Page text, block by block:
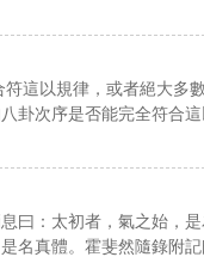
這以規律，或者絕大多
卦次序是否能完全符合
曰：太初者，氣之始，
名真體。霍斐然隨錄附